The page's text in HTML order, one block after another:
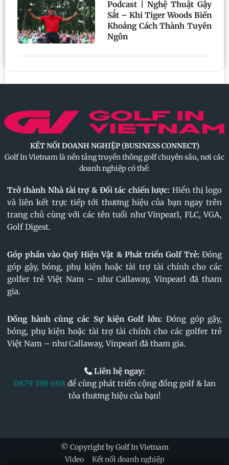
Podcast | Nghệ Thuật Gậy
Sắt – Khi Tiger Woods Biến
Khoảng Cách Thành Tuyên
Ngôn
KẾT NỐI DOANH NGHIỆP (BUSINESS CONNECT)
Golf In Vietnam là nền tảng truyền thông golf chuyên sâu, nơi các
doanh nghiệp có thể:
Trở thành Nhà tài trợ & Đối tác chiến lược: Hiển thị logo
và liên kết trực tiếp tới thương hiệu của bạn ngay trên
trang chủ cùng với các tên tuổi như Vinpearl, FLC, VGA,
Golf Digest.
Góp phần vào Quỹ Hiện Vật & Phát triển Golf Trẻ: Đóng
góp gậy, bóng, phụ kiện hoặc tài trợ tài chính cho các
golfer trẻ Việt Nam – như Callaway, Vinpearl đã tham
gia.
Đồng hành cùng các Sự kiện Golf lớn: Đóng góp gậy,
bóng, phụ kiện hoặc tài trợ tài chính cho các golfer trẻ
Việt Nam – như Callaway, Vinpearl đã tham gia.
Liên hệ ngay:
0879 398 008 để cùng phát triển cộng đồng golf & lan
tỏa thương hiệu của bạn!
© Copyright by Golf In Vietnam
Video
Kết nối doanh nghiệp